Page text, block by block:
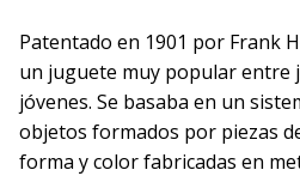
Patentado en 1901 por Frank
un juguete muy popular entre
jóvenes. Se basaba en un
objetos formados por piezas
forma y color fabricadas en